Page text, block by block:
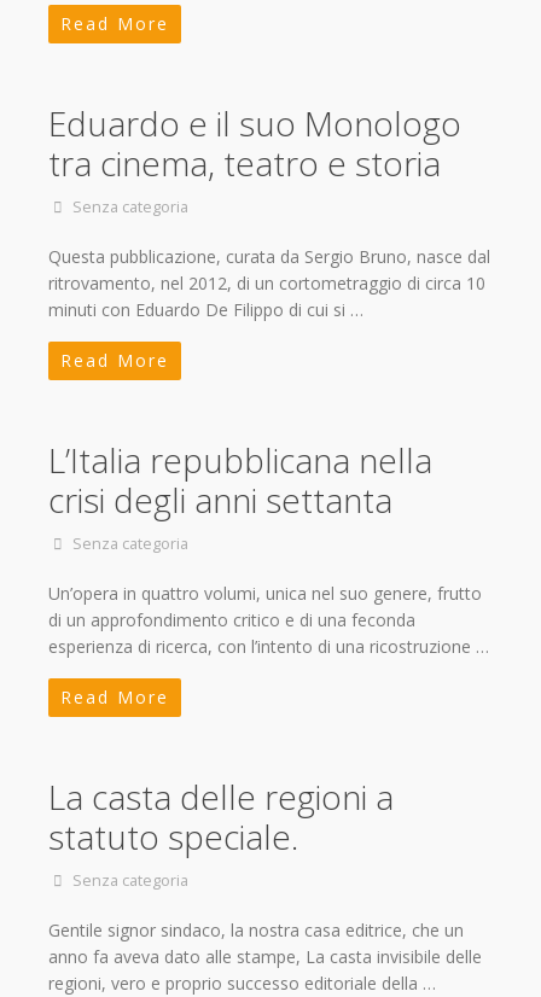
Read More
Eduardo e il suo Monologo
tra cinema, teatro e storia
Senza categoria
Questa pubblicazione, curata da Sergio Bruno, nasce dal
ritrovamento, nel 2012, di un cortometraggio di circa 10
minuti con Eduardo De Filippo di cui si …
Read More
L’Italia repubblicana nella
crisi degli anni settanta
Senza categoria
Un’opera in quattro volumi, unica nel suo genere, frutto
di un approfondimento critico e di una feconda
esperienza di ricerca, con l’intento di una ricostruzione …
Read More
La casta delle regioni a
statuto speciale.
Senza categoria
Gentile signor sindaco, la nostra casa editrice, che un
anno fa aveva dato alle stampe, La casta invisibile delle
regioni, vero e proprio successo editoriale della …